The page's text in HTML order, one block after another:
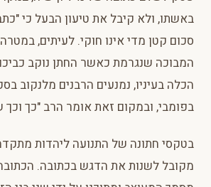
באשתו, ולא קיבל את טיעון הבעל כי
סכום קטן מדי אינו חוקי. לעיתים,
המבוכה שנגרמת כאשר החתן נוקב
הכלה בעיניו, נמנעים הרבנים מלנקוב
בפומבי, ובמקום זאת אומר הרב "כך וכך
בטקסי חתונה של התנועה ליהדות
מקובל לשנות את הדגש בכתובה.